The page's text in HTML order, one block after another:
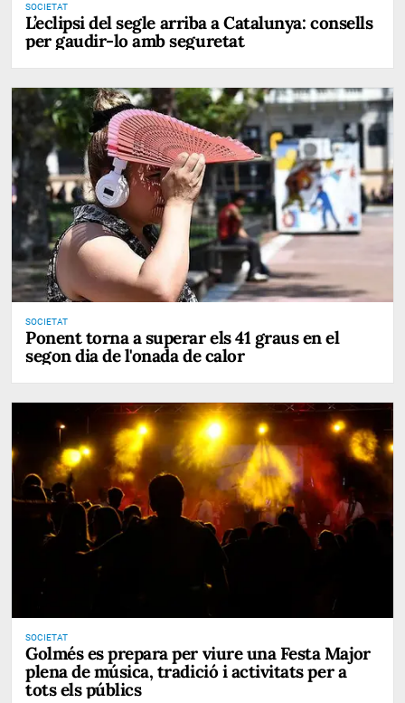
SOCIETAT
L’eclipsi del segle arriba a Catalunya: consells
per gaudir-lo amb seguretat
SOCIETAT
Ponent torna a superar els 41 graus en el
segon dia de l'onada de calor
SOCIETAT
Golmés es prepara per viure una Festa Major
plena de música, tradició i activitats per a
tots els públics